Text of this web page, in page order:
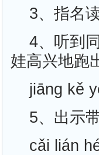
3、指名
4、听到
娃高兴地跑
jiānɡ kě
5、出示
cǎi lián